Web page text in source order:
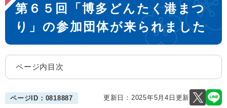
文
第６５回「博多どんたく港まつ
り」の参加団体が来られました
ページ内目次
ページID：0818887 更新日：2025年5月4日更新